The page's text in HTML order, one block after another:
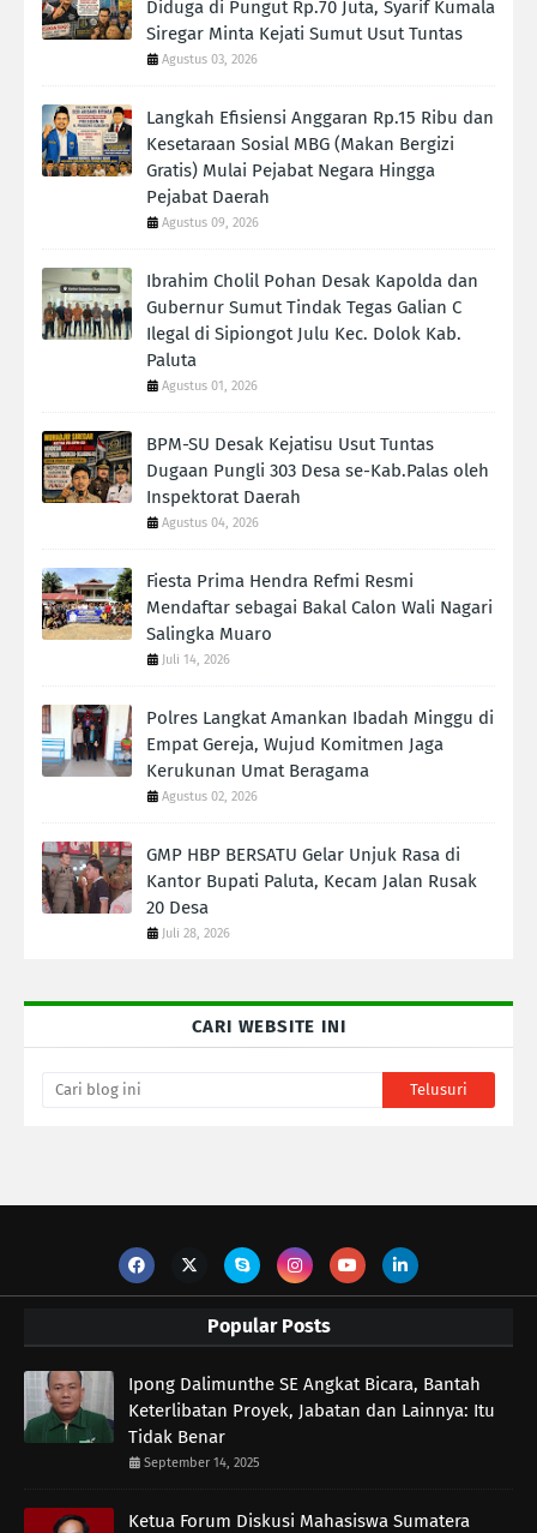
Diduga di Pungut Rp.70 Juta, Syarif Kumala
Siregar Minta Kejati Sumut Usut Tuntas
Agustus 03, 2026
Langkah Efisiensi Anggaran Rp.15 Ribu dan
Kesetaraan Sosial MBG (Makan Bergizi
Gratis) Mulai Pejabat Negara Hingga
Pejabat Daerah
Agustus 09, 2026
Ibrahim Cholil Pohan Desak Kapolda dan
Gubernur Sumut Tindak Tegas Galian C
Ilegal di Sipiongot Julu Kec. Dolok Kab.
Paluta
Agustus 01, 2026
BPM-SU Desak Kejatisu Usut Tuntas
Dugaan Pungli 303 Desa se-Kab.Palas oleh
Inspektorat Daerah
Agustus 04, 2026
Fiesta Prima Hendra Refmi Resmi
Mendaftar sebagai Bakal Calon Wali Nagari
Salingka Muaro
Juli 14, 2026
Polres Langkat Amankan Ibadah Minggu di
Empat Gereja, Wujud Komitmen Jaga
Kerukunan Umat Beragama
Agustus 02, 2026
GMP HBP BERSATU Gelar Unjuk Rasa di
Kantor Bupati Paluta, Kecam Jalan Rusak
20 Desa
Juli 28, 2026
CARI WEBSITE INI
Popular Posts
Ipong Dalimunthe SE Angkat Bicara, Bantah
Keterlibatan Proyek, Jabatan dan Lainnya: Itu
Tidak Benar
September 14, 2025
Ketua Forum Diskusi Mahasiswa Sumatera